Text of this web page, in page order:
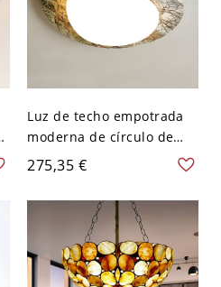
Luz de techo empotrada
moderna de círculo de
piedra beige con pantalla
acrílica - 110 A 120 V
31,75 cm
275,35 €